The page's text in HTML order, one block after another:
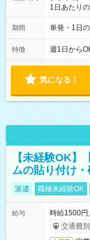
1日あたり
間は 試験
期間 単発・1日
特徴 週1日から
気になる！
【未経験OK】
ムの貼り付け
派遣 職種未経験OK
給与
時給1500円
交通費